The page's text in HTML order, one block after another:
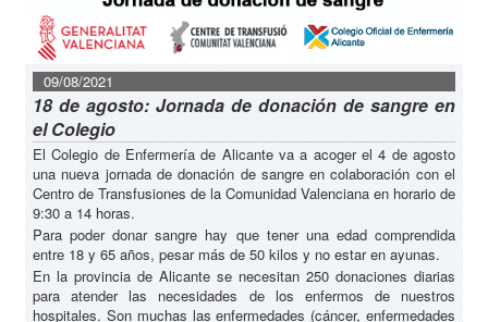
09/08/2021
18 de agosto: Jornada de donación de sangre en
el Colegio
El Colegio de Enfermería de Alicante va a acoger el 4 de agosto
una nueva jornada de donación de sangre en colaboración con el
Centro de Transfusiones de la Comunidad Valenciana en horario de
9:30 a 14 horas.
Para poder donar sangre hay que tener una edad comprendida
entre 18 y 65 años, pesar más de 50 kilos y no estar en ayunas.
En la provincia de Alicante se necesitan 250 donaciones diarias
para atender las necesidades de los enfermos de nuestros
hospitales. Son muchas las enfermedades (cáncer, enfermedades